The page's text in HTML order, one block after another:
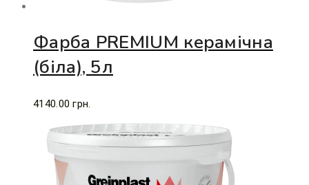
Фарба PREMIUM керамічна
(біла), 5л
4140.00 грн.